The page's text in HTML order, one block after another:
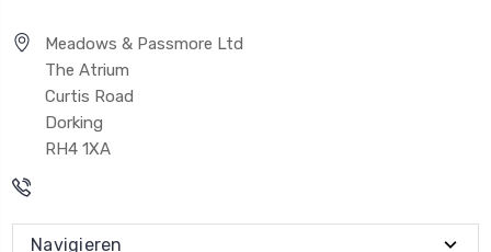
Meadows & Passmore Ltd
The Atrium
Curtis Road
Dorking
RH4 1XA
Navigieren